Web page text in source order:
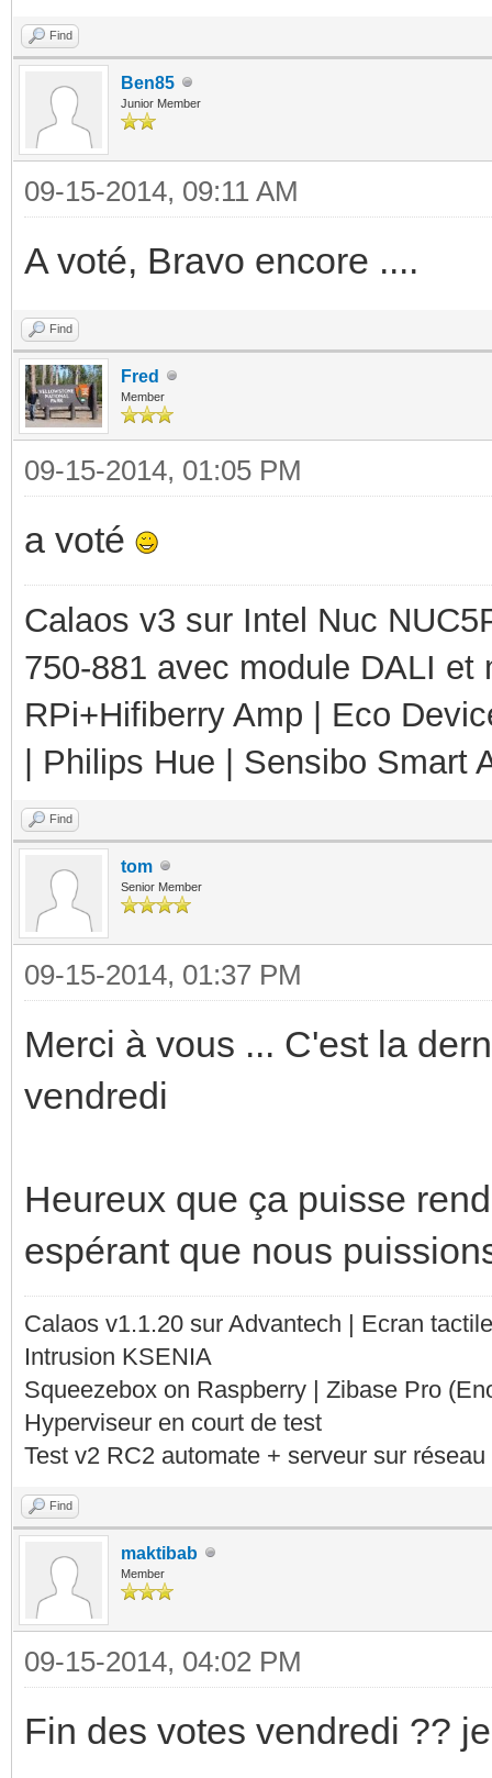
Find
Ben85
Junior Member
09-15-2014, 09:11 AM
A voté, Bravo encore ....
Find
Fred
Member
09-15-2014, 01:05 PM
a voté
Calaos v3 sur Intel Nuc
750-881 avec module DALI
RPi+Hifiberry Amp | Eco
| Philips Hue | Sensibo Smart
Find
tom
Senior Member
09-15-2014, 01:37 PM
Merci à vous ... C'est la
vendredi
Heureux que ça puisse
espérant que nous
Calaos v1.1.20 sur Advantech | Ecran
Intrusion KSENIA
Squeezebox on Raspberry | Zibase Pro
Hyperviseur en court de test
Test v2 RC2 automate + serveur sur
Find
maktibab
Member
09-15-2014, 04:02 PM
Fin des votes vendredi ??